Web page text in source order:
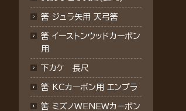
筈 ジュラ矢用 天弓筈
筈 イーストンウッドカーボン
用
下カケ 長尺
筈 KCカーボン用 エンプラ
筈 ミズノWENEWカーボン